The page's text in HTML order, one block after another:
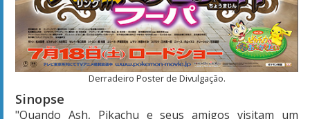
Derradeiro Poster de Divulgação.
Sinopse
"Quando Ash, Pikachu e seus amigos visitam um